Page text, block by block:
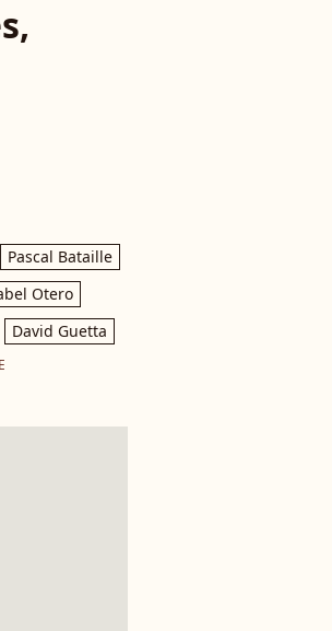
Pascal Bataille
Otero
David Guetta